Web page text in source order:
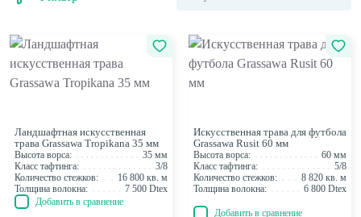
Сотрудничество
Проектировщикам
Монтаж
Клей для спортивного линолеума
Клей для стыков
Название (А - Я)
Название (Я - А)
Модель (А - Я)
Модель (Я - А)
Ландшафтная искусственная
трава Grassawa Tropikana 35 мм
Высота ворса:
35 мм
Класс тафтинга:
3/8
Количество стежков:
16 800 кв. м
Толщина волокна:
7 500 Dtex
Добавить в сравнение
Искусственная трава для футбола
Grassawa Rusit 60 мм
Высота ворса:
60 мм
Класс тафтинга:
5/8
Количество стежков:
8 820 кв. м
Толщина волокна:
6 800 Dtex
Добавить в сравнение